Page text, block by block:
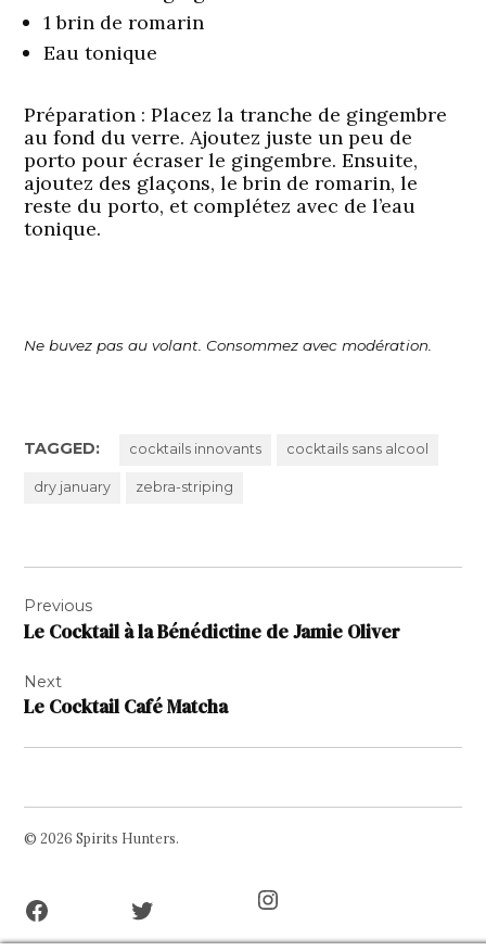
1 brin de romarin
Eau tonique
Préparation : Placez la tranche de gingembre
au fond du verre. Ajoutez juste un peu de
porto pour écraser le gingembre. Ensuite,
ajoutez des glaçons, le brin de romarin, le
reste du porto, et complétez avec de l’eau
tonique.
Ne buvez pas au volant. Consommez avec modération.
TAGGED: cocktails innovants cocktails sans alcool
dry january zebra-striping
de
l’article
Previous
Le Cocktail à la Bénédictine de Jamie Oliver
Next
Le Cocktail Café Matcha
© 2026 Spirits Hunters.